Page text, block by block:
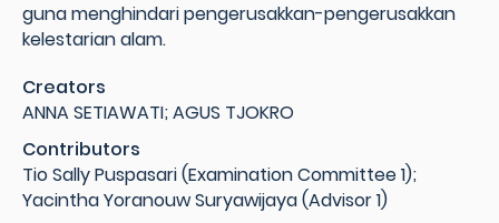
guna menghindari pengerusakkan-pengerusakkan
kelestarian alam.
Creators
ANNA SETIAWATI; AGUS TJOKRO
Contributors
Tio Sally Puspasari (Examination Committee 1);
Yacintha Yoranouw Suryawijaya (Advisor 1)